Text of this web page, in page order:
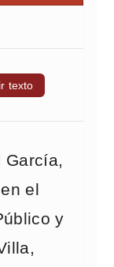
texto
García,
el
y